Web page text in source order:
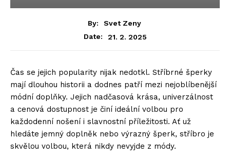
By:
Svet Zeny
Date:
21. 2. 2025
Čas se jejich popularity nijak nedotkl. Stříbrné šperky
mají dlouhou historii a dodnes patří mezi nejoblíbenější
módní doplňky. Jejich nadčasová krása, univerzálnost
a cenová dostupnost je činí ideální volbou pro
každodenní nošení i slavnostní příležitosti. Ať už
hledáte jemný doplněk nebo výrazný šperk, stříbro je
skvělou volbou, která nikdy nevyjde z módy.